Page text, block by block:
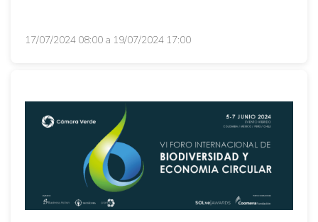
17/07/2024 08:00 a 19/07/2024 17:00